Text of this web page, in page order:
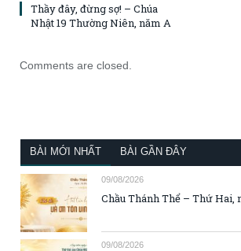
Thầy đây, đừng sợ! – Chúa
Nhật 19 Thường Niên, năm A
Comments are closed.
BÀI MỚI NHẤT BÀI GẦN ĐÂY
09/08/2026
Chầu Thánh Thể – Thứ Hai,
09/08/2026